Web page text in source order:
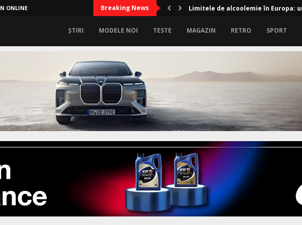
ONLINE Breaking News Limitele de alcoolemie în Europa:
ȘTIRI MODELE NOI TESTE MAGAZIN RETRO SPORT